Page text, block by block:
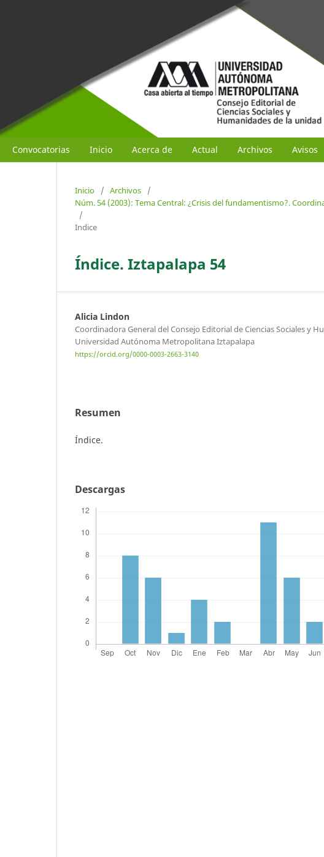
Convocatorias Inicio Acerca de Actual Archivos Avisos
Inicio / Archivos
/
Núm. 54 (2003): Tema Central: ¿Crisis del fundamentismo?.
/
Indice
Índice. Iztapalapa 54
Alicia Lindon
Coordinadora General del Consejo Editorial de Ciencias Sociales y
Universidad Autónoma Metropolitana Iztapalapa
https://orcid.org/0000-0003-2663-3140
Resumen
Índice.
Descargas